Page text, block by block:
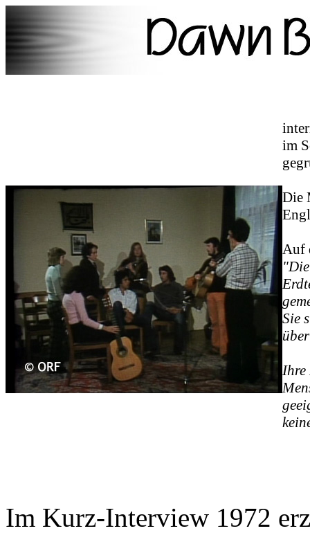
im
Die
Auf
Sie
Ihre
Im Kurz-Interview 1972